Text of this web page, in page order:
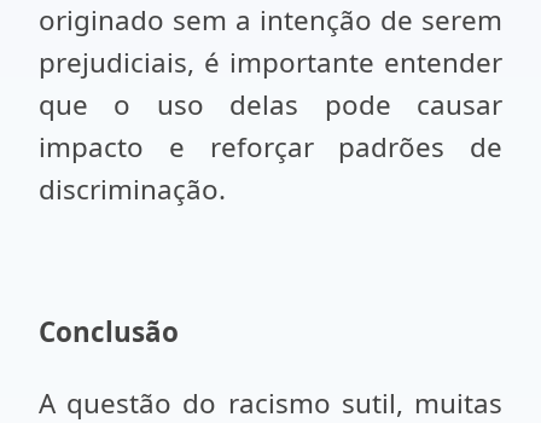
originado sem a intenção de serem
prejudiciais, é importante entender
que o uso delas pode causar
impacto e reforçar padrões de
discriminação.
Conclusão
A questão do racismo sutil, muitas